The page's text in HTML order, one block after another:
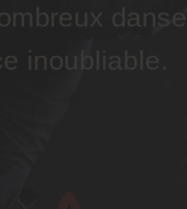
inoubliable.